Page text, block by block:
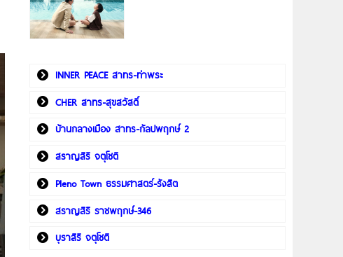
INNER PEACE สาทร-ท่าพระ
CHER สาทร-สุขสวัสดิ์
บ้านกลางเมือง สาทร-กัลปพฤกษ์ 2
สราญสิริ จตุโชติ
Pleno Town ธรรมศาสตร์-รังสิต
สราญสิริ ราชพฤกษ์-346
บุราสิริ จตุโชติ